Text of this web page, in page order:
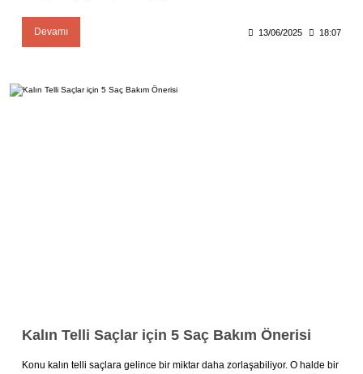
Devamı 13/06/2025 18:07
Kalın Telli Saçlar için 5 Saç Bakım Önerisi
Konu kalın telli saçlara gelince bir miktar daha zorlaşabiliyor. O halde bir